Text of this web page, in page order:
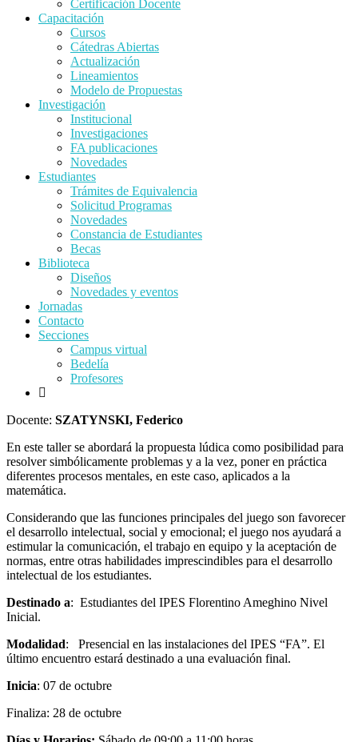
Certificación Docente
Capacitación
Cursos
Cátedras Abiertas
Actualización
Lineamientos
Modelo de Propuestas
Investigación
Institucional
Investigaciones
FA publicaciones
Novedades
Estudiantes
Trámites de Equivalencia
Solicitud Programas
Novedades
Constancia de Estudiantes
Becas
Biblioteca
Diseños
Novedades y eventos
Jornadas
Contacto
Secciones
Campus virtual
Bedelía
Profesores
Docente: SZATYNSKI, Federico
En este taller se abordará la propuesta lúdica como posibilidad para
resolver simbólicamente problemas y a la vez, poner en práctica
diferentes procesos mentales, en este caso, aplicados a la
matemática.
Considerando que las funciones principales del juego son favorecer
el desarrollo intelectual, social y emocional; el juego nos ayudará a
estimular la comunicación, el trabajo en equipo y la aceptación de
normas, entre otras habilidades imprescindibles para el desarrollo
intelectual de los estudiantes.
Destinado a: Estudiantes del IPES Florentino Ameghino Nivel
Inicial.
Modalidad: Presencial en las instalaciones del IPES “FA”. El
último encuentro estará destinado a una evaluación final.
Inicia: 07 de octubre
Finaliza: 28 de octubre